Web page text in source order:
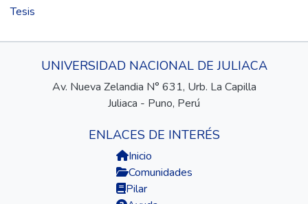
Tesis
UNIVERSIDAD NACIONAL DE JULIACA
Av. Nueva Zelandia N° 631, Urb. La Capilla
Juliaca - Puno, Perú
ENLACES DE INTERÉS
Inicio
Comunidades
Pilar